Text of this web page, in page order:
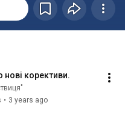
нові корективи.
• 3 years ago